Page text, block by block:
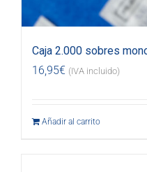
Caja 2.000 sobres
16,95€ (IVA incluido)
Añadir al carrito